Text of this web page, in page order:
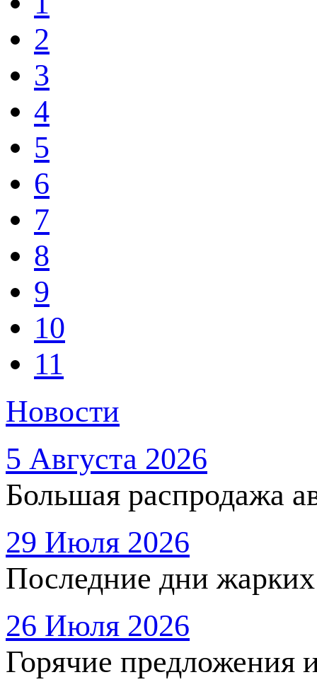
2
3
4
5
6
7
8
9
10
11
Новости
5 Августа 2026
Большая распродажа
29 Июля 2026
Последние дни
26 Июля 2026
Горячие предложения